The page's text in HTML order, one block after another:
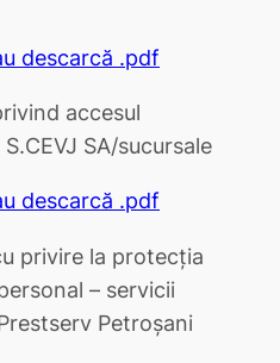
descarcă .pdf
accesul
SA/sucursale
descarcă .pdf
privire la protecția
– servicii
Petroșani